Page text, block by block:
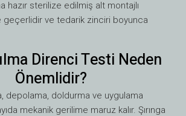
hazır sterilize edilmiş alt montajlı
geçerlidir ve tedarik zinciri boyunca
Direnci Testi Neden
Önemlidir?
depolama, doldurma ve uygulama
mekanik gerilime maruz kalır. Şırınga